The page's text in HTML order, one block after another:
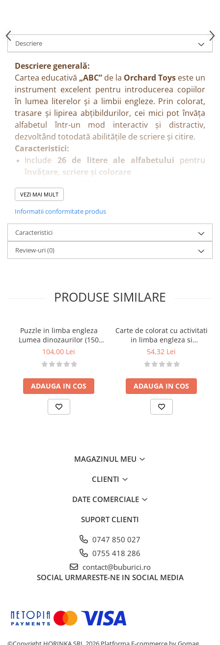
Descriere
Descriere generală:
Cartea educativă „ABC” de la Orchard Toys este un
instrument excelent pentru introducerea copiilor
în lumea literelor și a limbii engleze. Prin colorat,
trasare și lipirea abțibildurilor, cei mici pot învăța
alfabetul într-un mod interactiv și distractiv,
dezvoltând totodată abilitățile de scriere și citire.
Caracteristici:
Include 26 de litere ale alfabetului pentru
învățare, scriere și colorare
litere
Ajută copiii să
asocieze literele cu imagini și
Ideală pentru
Creată deOrchard Toys UKcu scop educativ
Detalii tehnice:
Limba: engleză
Încurajează
învățarea alfabetului și a
pronunției în limba engleză
Stimulează
atenția, concentrarea și
recunoașterea literelor
timpurie
Promoveazăcreativitatea și învățarea prin joc
Oferă o bază excelentă pentrudezvoltarea
necesită supravegherea unei persoane adulte.
persoane adulte.
VEZI MAI MULT
Informatii conformitate produs
Caracteristici
Review-uri(0)
PRODUSE SIMILARE
Puzzle in limba engleza
Lumea dinozaurilor (150
piese) DINOSAUR
104,00 Lei
ADAUGA IN COS
Carte de colorat cu activitati
in limba engleza si
abtibilduri Primele cuvinte
54,32 Lei
ADAUGA IN COS
MAGAZINUL MEU
CLIENTI
DATE COMERCIALE
SUPORT CLIENTI
0747 850 027
0755 418 286
contact@buburici.ro
SOCIAL URMARESTE-NE IN SOCIAL MEDIA